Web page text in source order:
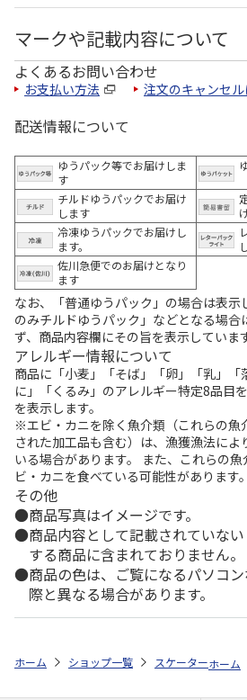
マークや記載内容について
よくあるお問い合わせ
お支払い方法 注文のキャンセ
配送情報について
ゆうパック等でお届けしま
す
チルドゆうパックでお届け
します
冷凍ゆうパックでお届けし
ます。
佐川急便でのお届けとなり
ます
なお、「普通ゆうパック」の場合は表
のみチルドゆうパック」などとなる場合
ず、商品内容欄にその旨を表示しています
アレルギー情報について
商品に「小麦」「そば」「卵」「乳」「
に」「くるみ」のアレルギー特定8品目
を表示します。
※エビ・カニを除く魚介類（これらの魚
された加工品も含む）は、漁獲漁法によ
いる場合があります。 また、これらの
ビ・カニを食べている可能性があります。
その他
商品写真はイメージです。
商品内容として記載されていな
する商品に含まれておりません。
商品の色は、ご覧になるパソコ
際と異なる場合があります。
ホーム ショップ一覧 スケーター 吸
ホーム